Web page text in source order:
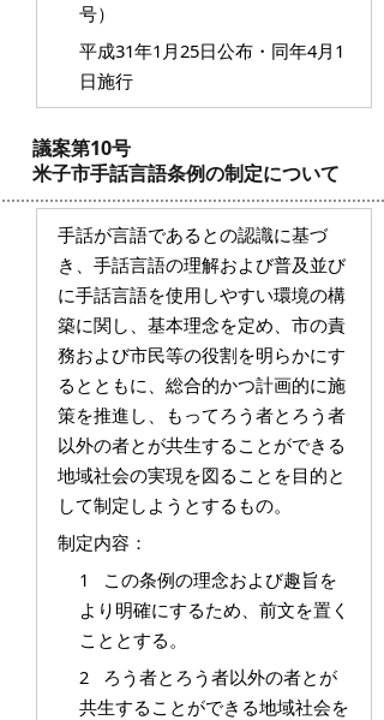
号）
平成31年1月25日公布・同年4月1
日施行
議案第10号
米子市手話言語条例の制定について
手話が言語であるとの認識に基づ
き、手話言語の理解および普及並び
に手話言語を使用しやすい環境の構
築に関し、基本理念を定め、市の責
務および市民等の役割を明らかにす
るとともに、総合的かつ計画的に施
策を推進し、もってろう者とろう者
以外の者とが共生することができる
地域社会の実現を図ることを目的と
して制定しようとするもの。
制定内容：
1 この条例の理念および趣旨を
より明確にするため、前文を置く
こととする。
2 ろう者とろう者以外の者とが
共生することができる地域社会を